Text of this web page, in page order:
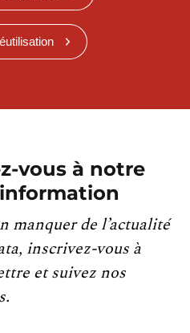
vous à notre
manquer de l’actualité
inscrivez-vous à
et suivez nos